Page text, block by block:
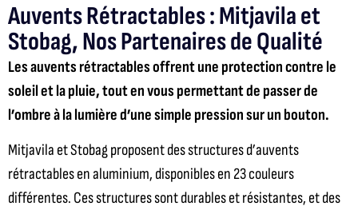
Auvents Rétractables : Mitjavila et
Stobag, Nos Partenaires de Qualité
Les auvents rétractables offrent une protection contre le
soleil et la pluie, tout en vous permettant de passer de
l’ombre à la lumière d’une simple pression sur un bouton.
Mitjavila et Stobag proposent des structures d’auvents
rétractables en aluminium, disponibles en 23 couleurs
différentes. Ces structures sont durables et résistantes, et des